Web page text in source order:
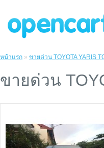
หน้าแรก » ขายด่วน TOYOTA YARIS
ขายด่วน